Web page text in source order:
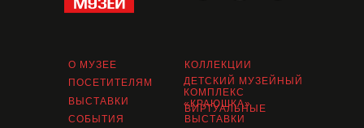
КОЛЛЕКЦИИ
ВИРТУАЛЬНЫЕ
ВЫСТАВКИ
ДЕТСКИЙ МУЗЕЙНЫЙ
КОМПЛЕКС
«КРАЮШКА»
О МУЗЕЕ
ВЫСТАВКИ
СОБЫТИЯ
ПОСЕТИТЕЛЯМ